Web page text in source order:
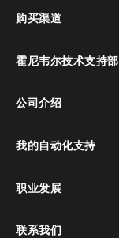
购买渠道
霍尼韦尔技术支持部
公司介绍
我的自动化支持
职业发展
联系我们